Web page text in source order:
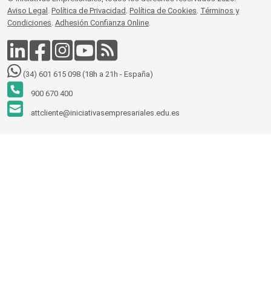
Aviso Legal
Política de Privacidad Política de Cookies Términos y
Condiciones Adhesión Confianza Online
(34) 601 615 098 (18h a 21h - España)
900 670 400
attcliente@iniciativasempresariales.edu.es